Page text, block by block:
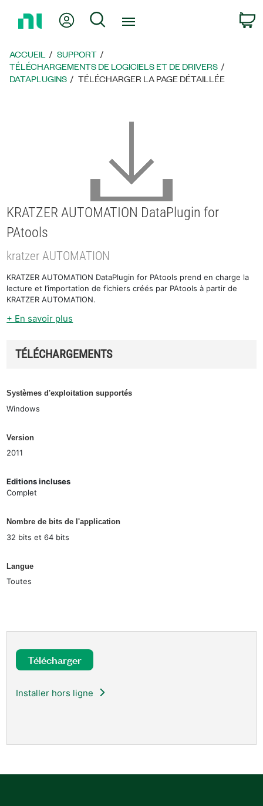
page
d’accueil
Mon compteRechercher
ACCUEIL
SUPPORT
TÉLÉCHARGEMENTS DE LOGICIELS ET DE DRIVERS
DATAPLUGINS
TÉLÉCHARGER LA PAGE DÉTAILLÉE
KRATZER AUTOMATION DataPlugin for
PAtools
kratzer AUTOMATION
KRATZER AUTOMATION DataPlugin for PAtools prend en charge la
lecture et l’importation de fichiers créés par PAtools à partir de
KRATZER AUTOMATION.
+ En savoir plus
TÉLÉCHARGEMENTS
Systèmes d'exploitation supportés
Windows
Version
2011
Editions incluses
Complet
Nombre de bits de l'application
32 bits et 64 bits
Langue
Toutes
Télécharger
Installer hors ligne